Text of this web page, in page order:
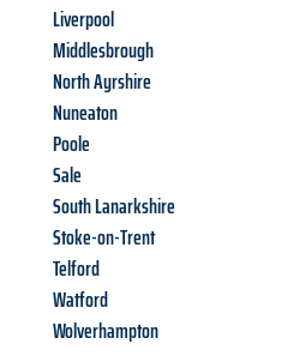
Liverpool
Middlesbrough
North Ayrshire
Nuneaton
Poole
Sale
South Lanarkshire
Stoke-on-Trent
Telford
Watford
Wolverhampton